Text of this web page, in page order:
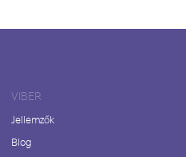
VIBER
Jellemzők
Blog